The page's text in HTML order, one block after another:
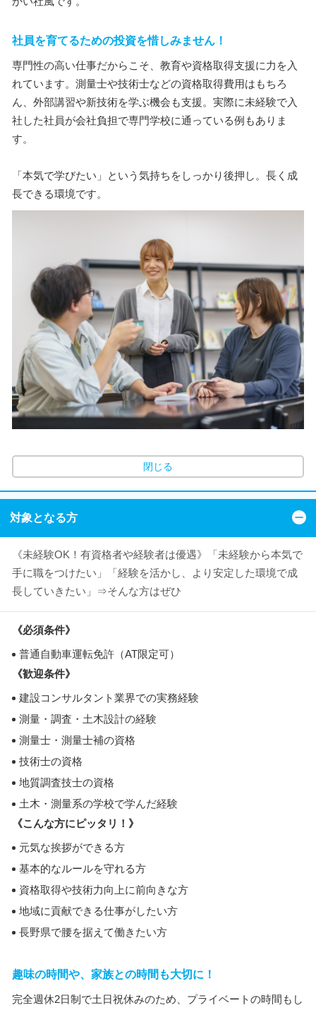
社員を育てるための投資を惜しみません！
専門性の高い仕事だからこそ、教育や資格取得支援に力を入
れています。測量士や技術士などの資格取得費用はもちろ
ん、外部講習や新技術を学ぶ機会も支援。実際に未経験で入
社した社員が会社負担で専門学校に通っている例もありま
す。
「本気で学びたい」という気持ちをしっかり後押し。長く成
長できる環境です。
閉じる
対象となる方
《未経験OK！有資格者や経験者は優遇》「未経験から本気で
手に職をつけたい」「経験を活かし、より安定した環境で成
長していきたい」⇒そんな方はぜひ
《必須条件》
普通自動車運転免許（AT限定可）
《歓迎条件》
建設コンサルタント業界での実務経験
測量・調査・土木設計の経験
測量士・測量士補の資格
技術士の資格
地質調査技士の資格
土木・測量系の学校で学んだ経験
《こんな方にピッタリ！》
元気な挨拶ができる方
基本的なルールを守れる方
資格取得や技術力向上に前向きな方
地域に貢献できる仕事がしたい方
長野県で腰を据えて働きたい方
趣味の時間や、家族との時間も大切に！
完全週休2日制で土日祝休みのため、プライベートの時間もし